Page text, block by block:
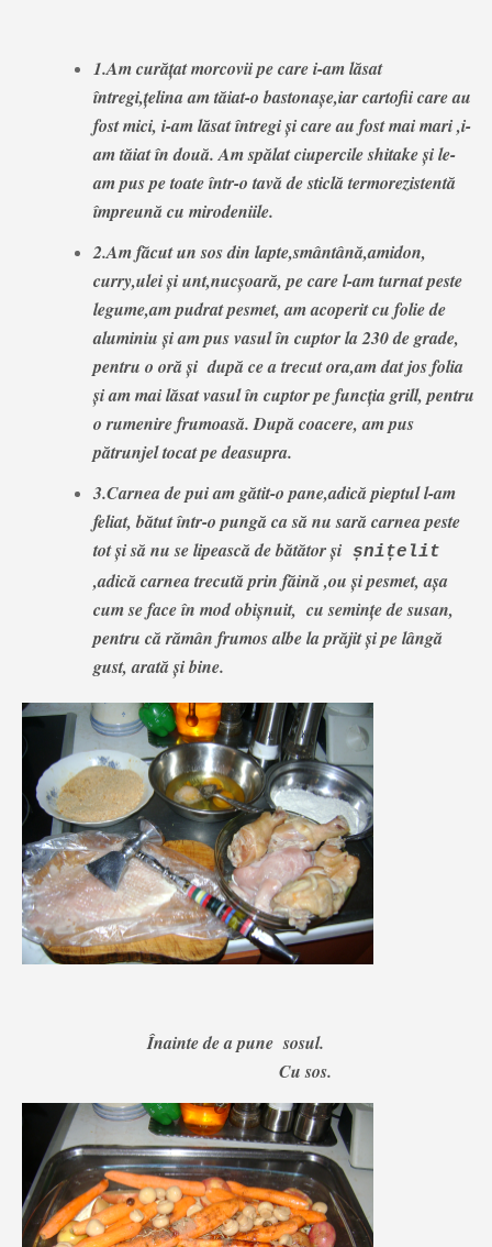
1.Am curățat morcovii pe care i-am lăsat
întregi,țelina am tăiat-o bastonașe,iar cartofii care au
fost mici, i-am lăsat întregi și care au fost mai mari ,i-
am tăiat în două. Am spălat ciupercile shitake și le-
am pus pe toate într-o tavă de sticlă termorezistentă
împreună cu mirodeniile.
2.Am făcut un sos din lapte,smântână,amidon,
curry,ulei și unt,nucșoară, pe care l-am turnat peste
legume,am pudrat pesmet, am acoperit cu folie de
aluminiu și am pus vasul în cuptor la 230 de grade,
pentru o oră și după ce a trecut ora,am dat jos folia
și am mai lăsat vasul în cuptor pe funcția grill, pentru
o rumenire frumoasă. După coacere, am pus
pătrunjel tocat pe deasupra.
3.Carnea de pui am gătit-o pane,adică pieptul l-am
feliat, bătut într-o pungă ca să nu sară carnea peste
tot și să nu se lipească de bătător șișnițelit
,adică carnea trecută prin făină ,ou și pesmet, așa
cum se face în mod obișnuit, cu semințe de susan,
pentru că rămân frumos albe la prăjit și pe lângă
gust, arată și bine.
Înainte de a pune sosul.
Cu sos.